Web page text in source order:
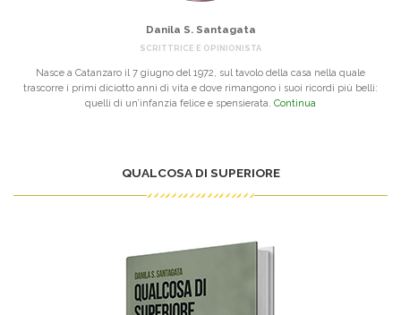
Danila S. Santagata
SCRITTRICE E OPINIONISTA
Nasce a Catanzaro il 7 giugno del 1972, sul tavolo della casa nella quale
trascorre i primi diciotto anni di vita e dove rimangono i suoi ricordi più belli:
quelli di un’infanzia felice e spensierata. Continua
QUALCOSA DI SUPERIORE